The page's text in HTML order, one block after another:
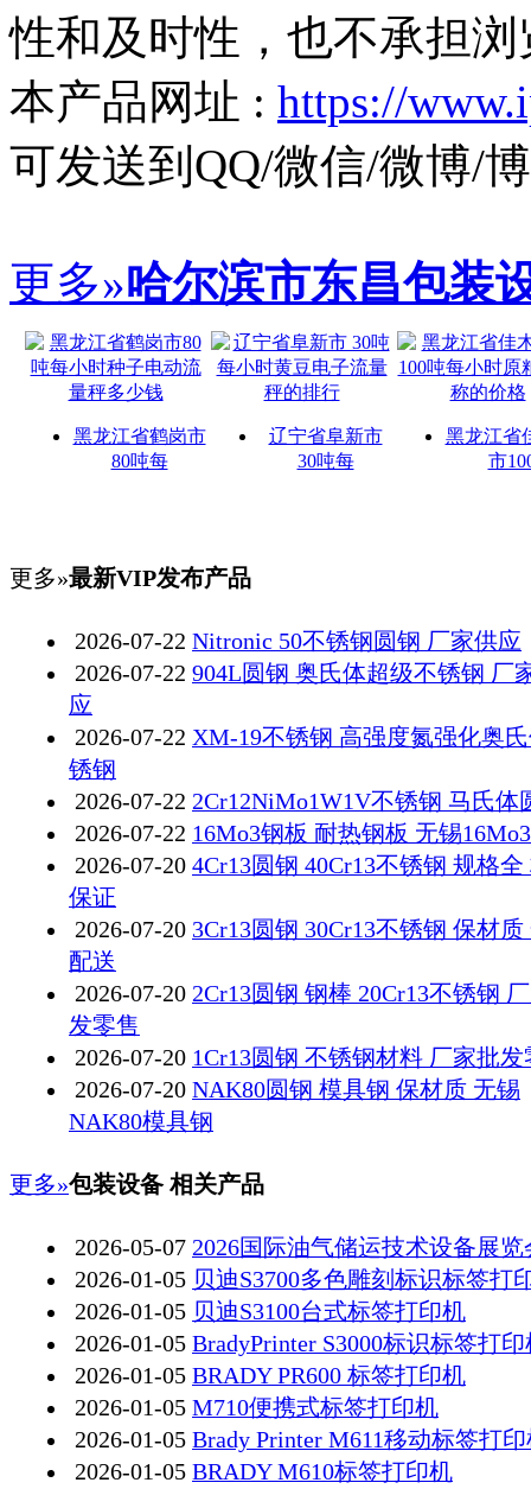
性和及时性，也不承担
本产品网址 : https://
可发送到QQ/微信/微博/
更多»哈尔滨市东昌包装
黑龙江省鹤岗市
80吨每
辽宁省阜新市
30吨每
黑龙江省
市
更多»最新VIP发布产品
2026-07-22 Nitronic 50不锈钢圆钢 厂家供应
2026-07-22 904L圆钢 奥氏体超级不锈钢 厂
应
2026-07-22 XM-19不锈钢 高强度氮强化奥
锈钢
2026-07-22 2Cr12NiMo1W1V不锈钢 马氏体
2026-07-22 16Mo3钢板 耐热钢板 无锡
2026-07-20 4Cr13圆钢 40Cr13不锈钢 规格全
保证
2026-07-20 3Cr13圆钢 30Cr13不锈钢 保材质
配送
2026-07-20 2Cr13圆钢 钢棒 20Cr13不锈钢
发零售
2026-07-20 1Cr13圆钢 不锈钢材料 厂家批发
2026-07-20 NAK80圆钢 模具钢 保材质 无锡
NAK80模具钢
更多»包装设备 相关产品
2026-05-07 2026国际油气储运技术设备展览
2026-01-05 贝迪S3700多色雕刻标识标签打
2026-01-05 贝迪S3100台式标签打印机
2026-01-05 BradyPrinter S3000标识标签打印
2026-01-05 BRADY PR600 标签打印机
2026-01-05 M710便携式标签打印机
2026-01-05 Brady Printer M611移动标签打
2026-01-05 BRADY M610标签打印机